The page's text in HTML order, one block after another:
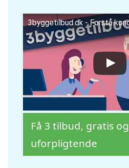
3byggetilbud.dk - Forstå
Få 3 tilbud, gratis og
uforpligtende